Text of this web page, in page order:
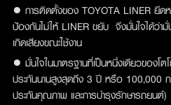
● การติดตั้งของ TOYOTA LINER ยึด
ป้องกันไม่ให้ LINER ขยับ จึงมั่นใจได้ว่า
เกิดเสียงขณะใช้งาน
● มั่นใจในมาตรฐานที่เป็นหนึ่งเดียวของโต
ประกันนานสูงสุดถึง 3 ปี หรือ 100,000 ก
ประกันคุณภาพ และการบำรุงรักษารถยนต์)